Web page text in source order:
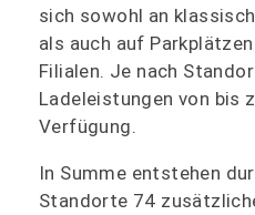
sich sowohl an
als auch auf
Filialen. Je nach
Ladeleistungen von bis
Verfügung.
In Summe entstehen
Standorte 74